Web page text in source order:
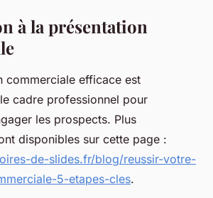
à la présentation
commerciale efficace est
cadre professionnel pour
les prospects. Plus
disponibles sur cette page :
de-slides.fr/blog/reussir-votre-
5-etapes-cles.